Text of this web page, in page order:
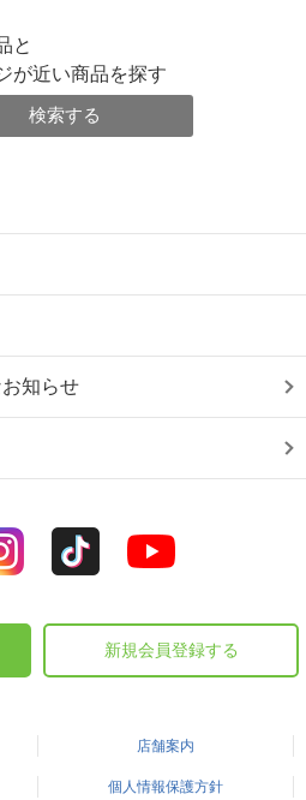
と
が近い商品を探す
検索する
知らせ
新規会員登録する
店舗案内
個人情報保護方針